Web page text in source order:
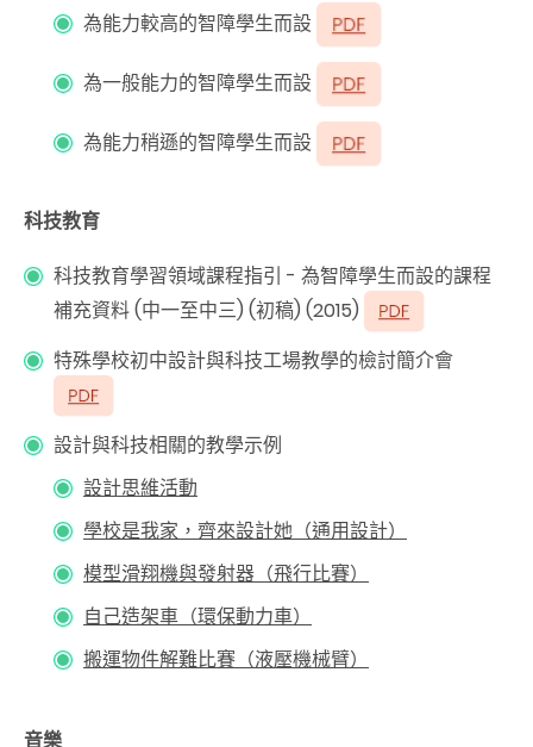
為能力較高的智障學生而設
為一般能力的智障學生而設
為能力稍遜的智障學生而設
科技教育
科技教育學習領域課程指引 - 為智障學生而設的課程
補充資料 (中一至中三) (初稿) (2015)
特殊學校初中設計與科技工場教學的檢討簡介會
設計與科技相關的教學示例
設計思維活動
學校是我家，齊來設計她（通用設計）
模型滑翔機與發射器（飛行比賽）
自己造架車（環保動力車）
搬運物件解難比賽（液壓機械臂）
音樂